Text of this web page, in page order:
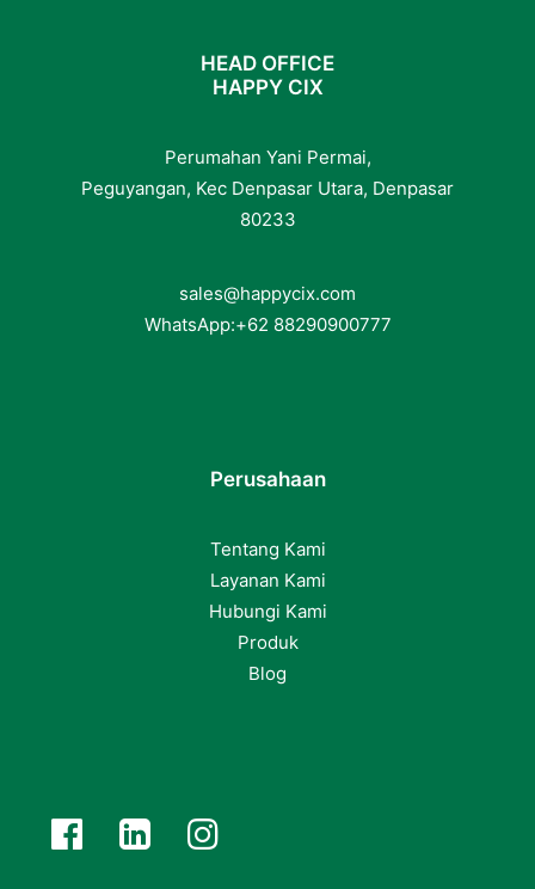
HEAD OFFICE
HAPPY CIX
Perumahan Yani Permai,
Peguyangan, Kec Denpasar Utara, Denpasar
80233
sales@happycix.com
WhatsApp:+62 88290900777
Perusahaan
Tentang Kami
Layanan Kami
Hubungi Kami
Produk
Blog